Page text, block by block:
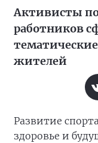
Активисты
работников
жителей
Развитие
здоровье и